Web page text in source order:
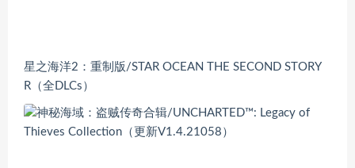
星之海洋2：重制版/STAR OCEAN THE SECOND STORY
R（全DLCs）